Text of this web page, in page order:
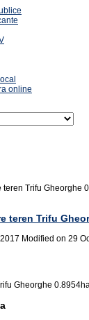
online
teren Trifu Gheorghe
teren Trifu
Modified on 29
Gheorghe